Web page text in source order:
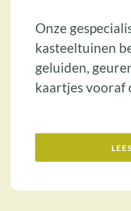
Onze
kasteeltuinen
geluiden,
kaartjes vooraf